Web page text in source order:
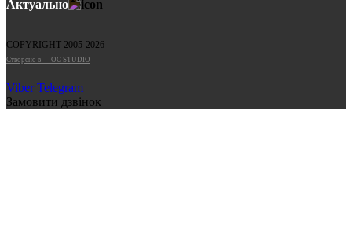
Актуально
COPYRIGHT 2005-2026
Cтворено в — OC STUDIO
Viber Telegram
Замовити дзвінок